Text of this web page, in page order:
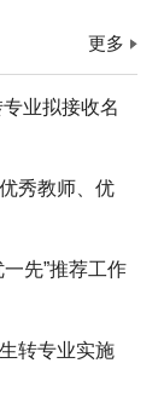
更多
业拟接收名
秀教师、优
先”推荐工作
转专业实施